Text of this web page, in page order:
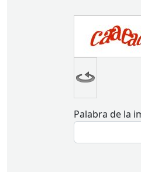
Palabra de la